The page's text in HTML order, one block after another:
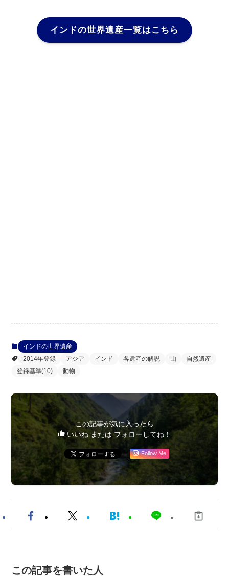
インドの世界遺産一覧はこちら
インドの世界遺産
2014年登録
アジア インド 各遺産の解説 山
自然遺産
登録基準(10)
動物
この記事が気に入ったら
いいね または フォローしてね！
Follow Me
この記事を書いた人